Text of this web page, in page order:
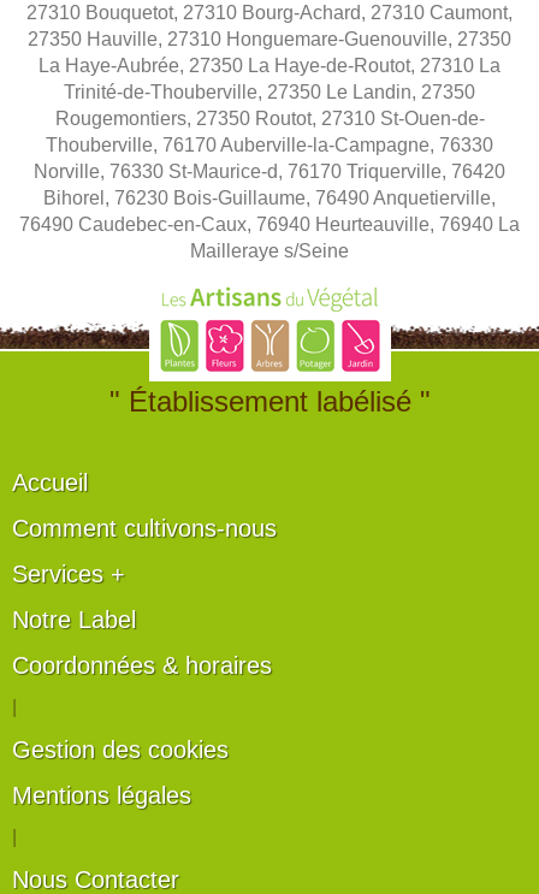
27310 Bouquetot, 27310 Bourg-Achard, 27310 Caumont,
27350 Hauville, 27310 Honguemare-Guenouville, 27350
La Haye-Aubrée, 27350 La Haye-de-Routot, 27310 La
Trinité-de-Thouberville, 27350 Le Landin, 27350
Rougemontiers, 27350 Routot, 27310 St-Ouen-de-
Thouberville, 76170 Auberville-la-Campagne, 76330
Norville, 76330 St-Maurice-d, 76170 Triquerville, 76420
Bihorel, 76230 Bois-Guillaume, 76490 Anquetierville,
76490 Caudebec-en-Caux, 76940 Heurteauville, 76940 La
Mailleraye s/Seine
" Établissement labélisé "
Accueil
Comment cultivons-nous
Services +
Notre Label
Coordonnées & horaires
Gestion des cookies
Mentions légales
Nous Contacter